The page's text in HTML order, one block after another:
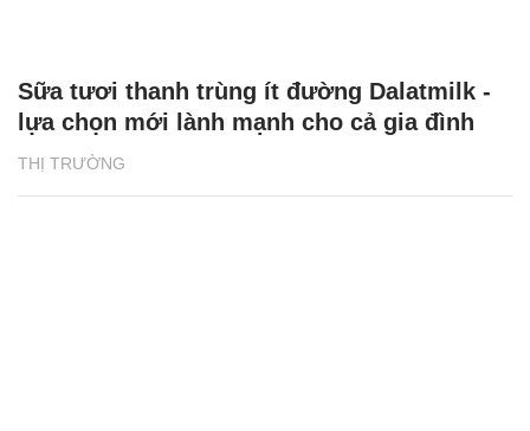
THỊ TRƯỜNG
Sữa tươi thanh trùng ít đường Dalatmilk -
lựa chọn mới lành mạnh cho cả gia đình